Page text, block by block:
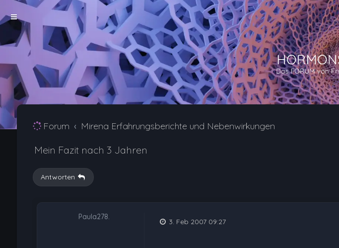
Forum Mirena Erfahrungsberichte und Nebenwirkungen
Mein Fazit nach 3 Jahren
Antworten
Paula278.
3. Feb 2007 09:27